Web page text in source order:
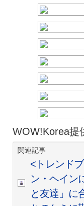
WOW!Korea提
関連記事
<トレンド
ン・ヘイン
と友達」に